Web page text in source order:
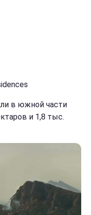
в южной части
и 1,8 тыс.